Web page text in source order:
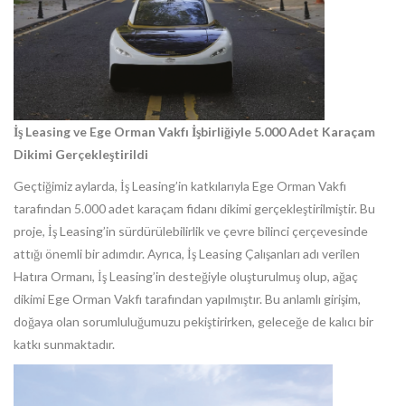
İş Leasing ve Ege Orman Vakfı İşbirliğiyle 5.000 Adet Karaçam
Dikimi Gerçekleştirildi
Geçtiğimiz aylarda, İş Leasing’in katkılarıyla Ege Orman Vakfı
tarafından 5.000 adet karaçam fidanı dikimi gerçekleştirilmiştir. Bu
proje, İş Leasing’in sürdürülebilirlik ve çevre bilinci çerçevesinde
attığı önemli bir adımdır. Ayrıca, İş Leasing Çalışanları adı verilen
Hatıra Ormanı, İş Leasing’in desteğiyle oluşturulmuş olup, ağaç
dikimi Ege Orman Vakfı tarafından yapılmıştır. Bu anlamlı girişim,
doğaya olan sorumluluğumuzu pekiştirirken, geleceğe de kalıcı bir
katkı sunmaktadır.